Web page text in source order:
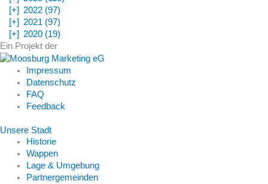
[+] 2022 (97)
[+] 2021 (97)
[+] 2020 (19)
Ein Projekt der
Impressum
Datenschutz
FAQ
Feedback
Unsere Stadt
Historie
Wappen
Lage & Umgebung
Partnergemeinden